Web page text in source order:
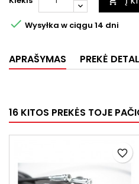
 Wysyłka w ciągu 14 dni
APRAŠYMAS PREKĖ
16 KITOS PREKĖS TOJE
favorite_border